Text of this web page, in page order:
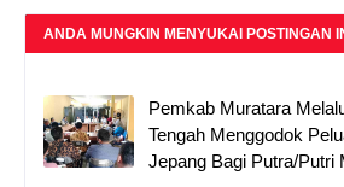
ANDA MUNGKIN MENYUKAI POSTINGAN
Pemkab Muratara
Tengah Menggodok
Jepang Bagi Putra/Putri